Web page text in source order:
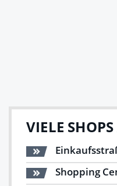
VIELE
Shopping